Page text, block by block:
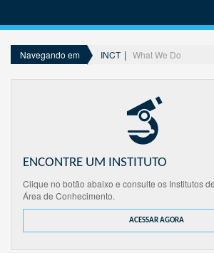
Navegando em INCT What We Do
ENCONTRE UM INSTITUTO
Clique no botão abaixo e consulte os Institutos
Área de Conhecimento.
ACESSAR AGORA